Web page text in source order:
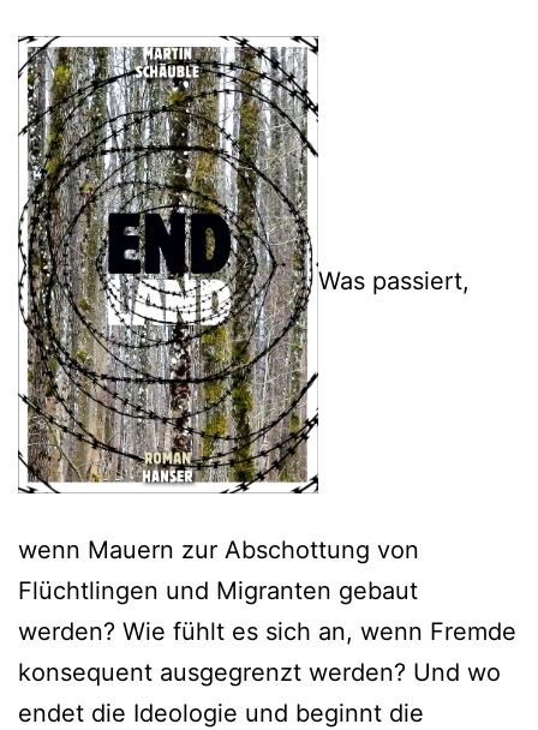
Was passiert,
wenn Mauern zur Abschottung von
Flüchtlingen und Migranten gebaut
werden? Wie fühlt es sich an, wenn Fremde
konsequent ausgegrenzt werden? Und wo
endet die Ideologie und beginnt die